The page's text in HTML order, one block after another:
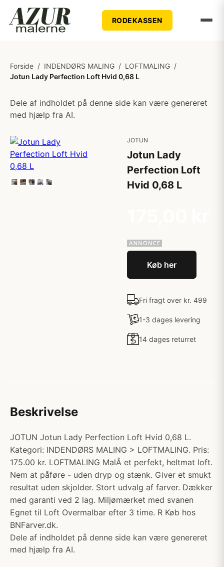
RODEKASSEN
Forside / INDENDØRS MALING / LOFTMALING /
Jotun Lady Perfection Loft Hvid 0,68 L
Dele af indholdet på denne side kan være genereret
med hjælp fra AI.
JOTUN
Jotun Lady
Perfection Loft
Hvid 0,68 L
Køb her
Fri fragt over kr. 499
1-3 dages levering
14 dages returret
Beskrivelse
JOTUN Jotun Lady Perfection Loft Hvid 0,68 L.
Kategori: INDENDØRS MALING > LOFTMALING. Pris:
175.00 kr. LOFTMALING MalÂ et perfekt, heltmat loft.
Nem at påføre - uden dryp og stænk. Giver et smukt
resultat uden skjolder. Stort udvalg af farver. Dækker
med garanti ved 2 lag. Miljømærket med svanen
Egnet til Loft Overmalbar efter 3 time. R Køb hos
BNFarver.dk.
Dele af indholdet på denne side kan være genereret
med hjælp fra AI.